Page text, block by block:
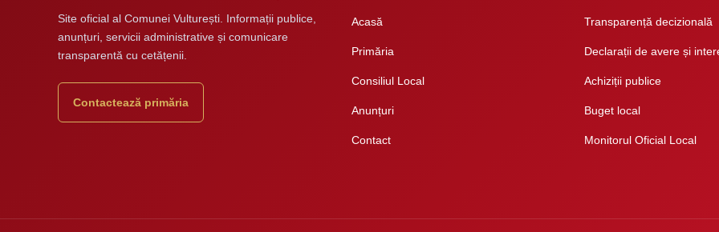
Site oficial al Comunei Vulturești. Informații publice,
anunțuri, servicii administrative și comunicare
transparentă cu cetățenii.
Contactează primăria
Acasă
Primăria
Consiliul Local
Anunțuri
Contact
Transparență decizională
Declarații de avere și
Achiziții publice
Buget local
Monitorul Oficial Local